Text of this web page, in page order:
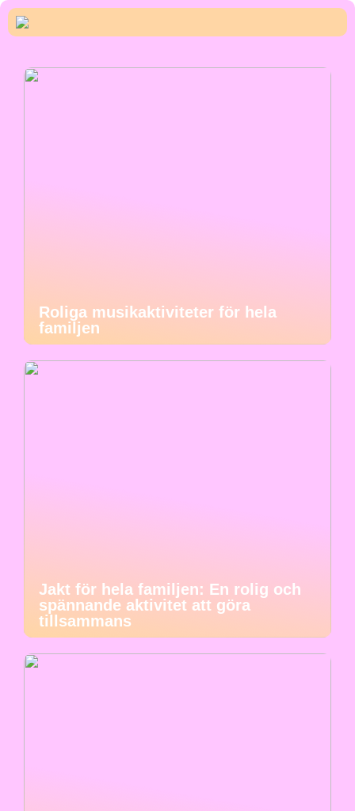
Roliga musikaktiviteter för hela
familjen
Jakt för hela familjen: En rolig och
spännande aktivitet att göra
tillsammans